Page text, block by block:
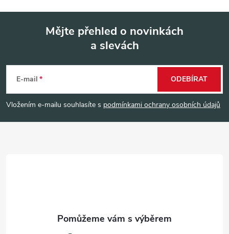
p
a
Mějte přehled o novinkách
a slevách
E-mail
Vložením e-mailu souhlasíte s podmínkami ochrany osobních údajů
ODEBÍRAT